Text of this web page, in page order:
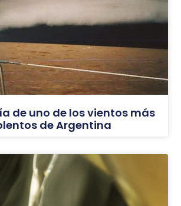
de uno de los vientos más
de Argentina